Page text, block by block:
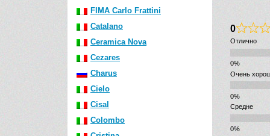
FIMA Carlo Frattini
Catalano
Ceramica Nova
Cezares
Charus
Cielo
Cisal
Colombo
0
Отлично
Очень
Средне